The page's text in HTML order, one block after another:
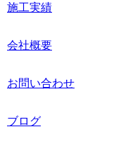
施工実績
会社概要
お問い合わせ
ブログ